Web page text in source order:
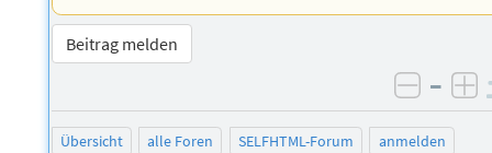
Beitrag melden
–
Übersicht alle Foren SELFHTML-Forum
anmelden